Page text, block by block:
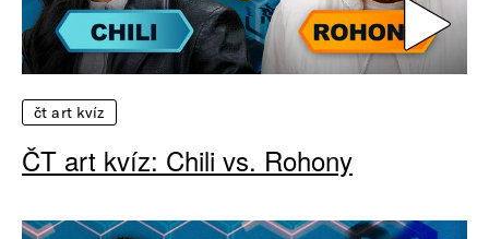
čt art kvíz
ČT art kvíz: Chili vs. Rohony